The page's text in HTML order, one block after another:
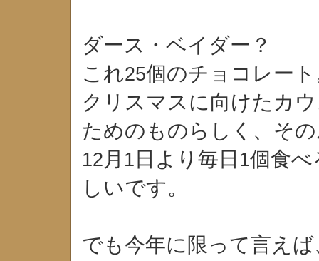
ダース・ベイダー？
これ25個のチョコレー
クリスマスに向けたカ
ためのものらしく、そ
12月 1 日より毎日 1個食べ
しいです。
でも今年に限って言え